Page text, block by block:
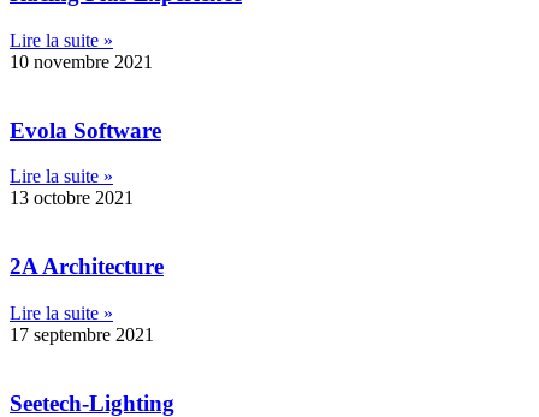
Lire la suite »
10 novembre 2021
Evola Software
Lire la suite »
13 octobre 2021
2A Architecture
Lire la suite »
17 septembre 2021
Seetech-Lighting